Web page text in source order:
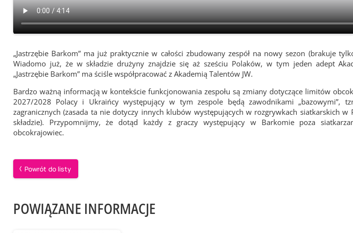
„Jastrzębie Barkom” ma już praktycznie w całości zbudowany zespół na nowy sezon (brakuje
Wiadomo już, że w składzie drużyny znajdzie się aż sześciu Polaków, w tym jeden adept
„Jastrzębie Barkom” ma ściśle współpracować z Akademią Talentów JW.
Bardzo ważną informacją w kontekście funkcjonowania zespołu są zmiany dotyczące limitów
2027/2028 Polacy i Ukraińcy występujący w tym zespole będą zawodnikami „bazowymi”,
zagranicznych (zasada ta nie dotyczy innych klubów występujących w rozgrywkach siatkarskich w
składzie). Przypomnijmy, że dotąd każdy z graczy występujący w Barkomie poza
obcokrajowiec.
Powrót do listy
POWIĄZANE INFORMACJE